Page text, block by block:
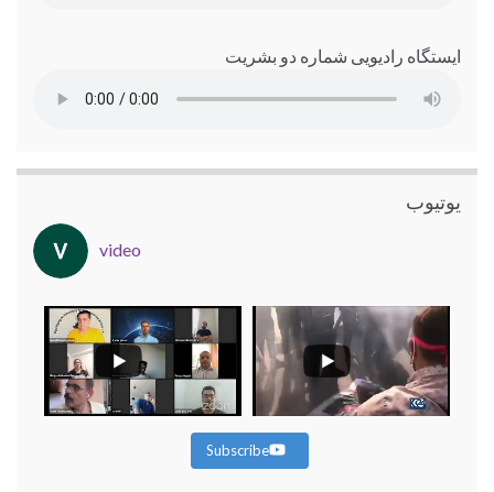
ایستگاه رادیویی شماره دو بشریت
یوتیوب
video
Subscribe